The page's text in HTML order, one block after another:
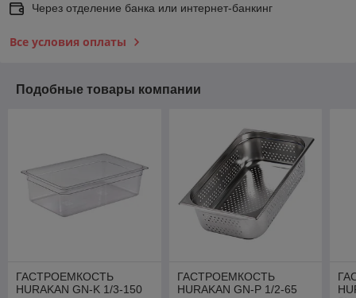
Через отделение банка или интернет-банкинг
Все условия оплаты
Подобные товары компании
ГАСТРОЕМКОСТЬ
HURAKAN GN-K 1/3-150
ГАСТРОЕМКОСТЬ
HURAKAN GN-P 1/2-65